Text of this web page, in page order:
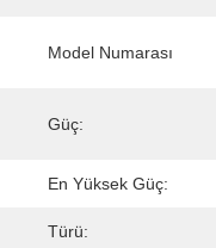
Model Numarası
Güç:
En Yüksek Güç:
Türü: